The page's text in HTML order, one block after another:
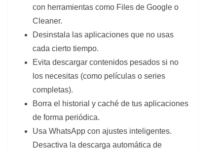
con herramientas como Files de Google o
Cleaner.
Desinstala las aplicaciones que no usas
cada cierto tiempo.
Evita descargar contenidos pesados si no
los necesitas (como películas o series
completas).
Borra el historial y caché de tus aplicaciones
de forma periódica.
Usa WhatsApp con ajustes inteligentes.
Desactiva la descarga automática de